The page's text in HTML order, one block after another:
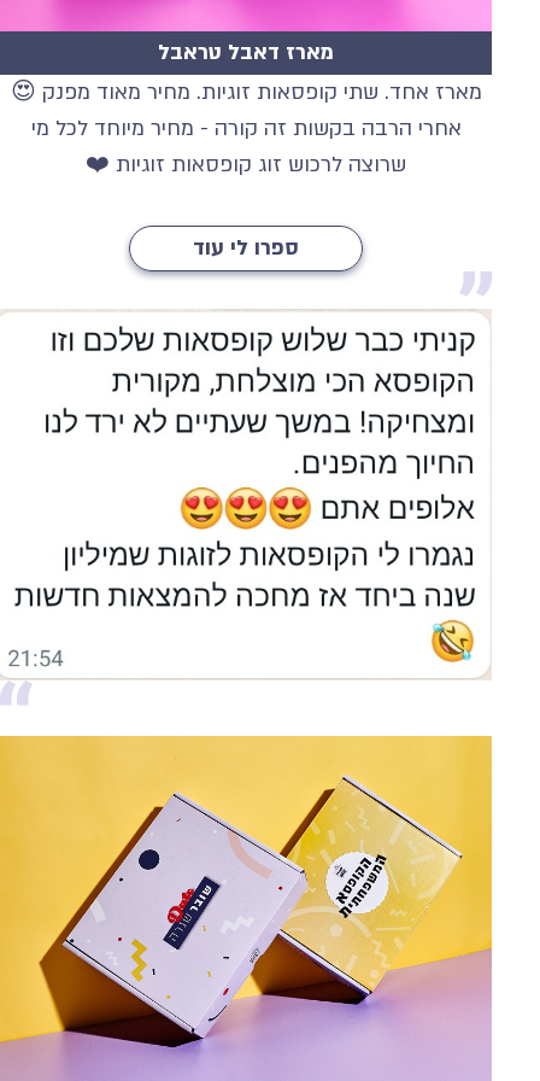
מארז דאבל טראבל
מארז אחד. שתי קופסאות זוגיות. מחיר מאוד מפנק 😍
אחרי הרבה בקשות זה קורה - מחיר מיוחד לכל מי
שרוצה לרכוש זוג קופסאות זוגיות ❤️
ספרו לי עוד